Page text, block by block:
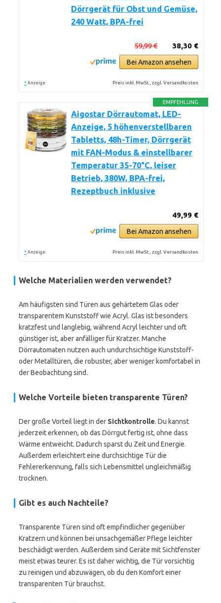
Dörrgerät für Obst und Gemüse,
240 Watt, BPA-frei
38,30 €
59,99 €
Bei Amazon ansehen
* Anzeige Preis inkl. MwSt., zzgl. Versandkosten
EMPFEHLUNG
Aigostar Dörrautomat, LED-
Anzeige, 5 höhenverstellbaren
Tabletts, 48h-Timer, Dörrgerät
mit FAN-Modus & einstellbarer
Temperatur 35-70°C, leiser
Betrieb, 380W, BPA-frei,
Rezeptbuch inklusive
49,99 €
Bei Amazon ansehen
* Anzeige Preis inkl. MwSt., zzgl. Versandkosten
Welche Materialien werden verwendet?
Am häufigsten sind Türen aus gehärtetem Glas oder
transparentem Kunststoff wie Acryl. Glas ist besonders
kratzfest und langlebig, während Acryl leichter und oft
günstiger ist, aber anfälliger für Kratzer. Manche
Dörrautomaten nutzen auch undurchsichtige Kunststoff-
oder Metalltüren, die robuster, aber weniger komfortabel in
der Beobachtung sind.
Welche Vorteile bieten transparente Türen?
Der große Vorteil liegt in der Sichtkontrolle. Du kannst
jederzeit erkennen, ob das Dörrgut fertig ist, ohne dass
Wärme entweicht. Dadurch sparst du Zeit und Energie.
Außerdem erleichtert eine durchsichtige Tür die
Fehlererkennung, falls sich Lebensmittel ungleichmäßig
trocknen.
Gibt es auch Nachteile?
Transparente Türen sind oft empfindlicher gegenüber
Kratzern und können bei unsachgemäßer Pflege leichter
beschädigt werden. Außerdem sind Geräte mit Sichtfenster
meist etwas teurer. Es ist daher wichtig, die Tür vorsichtig
zu reinigen und abzuwägen, ob du den Komfort einer
transparenten Tür brauchst.